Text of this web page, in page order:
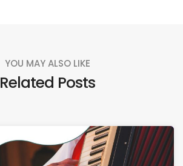
YOU MAY ALSO LIKE
Related Posts